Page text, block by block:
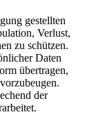
gestellten
Verlust,
zu schützen.
Daten
übertragen,
der